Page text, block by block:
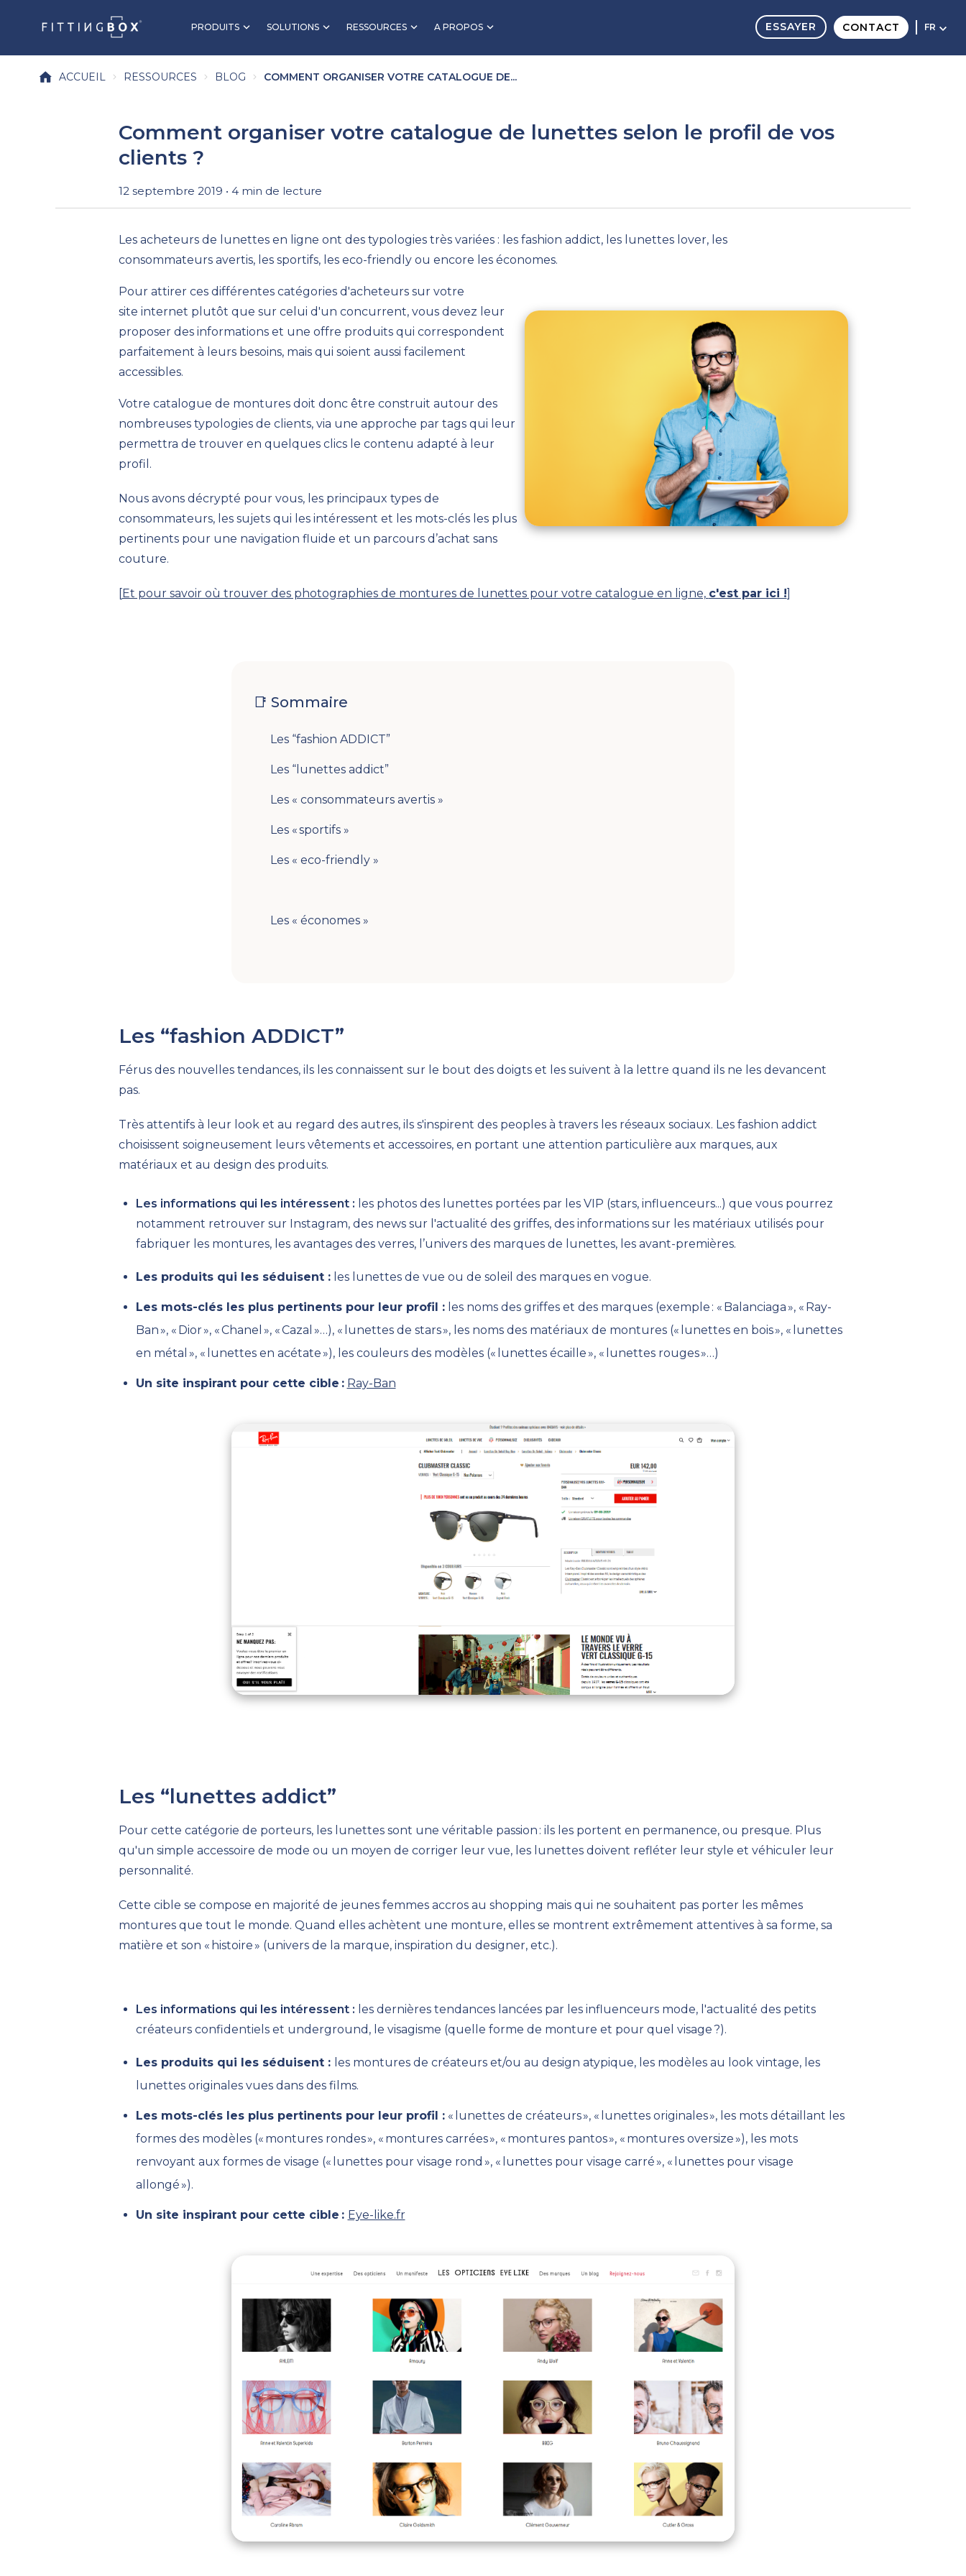
PRODUITS SOLUTIONS RESSOURCES A PROPOS CONTACT
ESSAYER FR
ACCUEIL RESSOURCES BLOG COMMENT ORGANISER VOTRE CATALOGUE DE...
Comment organiser votre catalogue de lunettes selon le profil de vos
clients ?
12 septembre 2019 • 4 min de lecture
Les acheteurs de lunettes en ligne ont des typologies très variées : es fashion addict, l es lunettes lover,l es
consommateurs avertis, l es sportifs, l es eco-friendly ou encore l es économes.
Pour attirer ces différentes catégories d'acheteurs sur votre
site internet plutôt que sur celui d'un concurrent, vous devez leur
proposer des informations et une offre produits qui correspondent
parfaitement à leurs besoins, mais qui soient aussi facilement
accessibles.
Votre catalogue de montures doit donc être construit autour des
nombreuses typologies de clients, via une approche par tags qui leur
permettra de trouver en quelques clics le contenu adapté à leur
profil.
Nous avons décrypté pour vous, les principaux types de
consommateurs, les sujets qui les intéressent et les mots-clés les plus
pertinents pour une navigation fluide et un parcours d’achat sans
couture.
[Et pour savoir où trouver des photographies de montures de lunettes pour votre catalogue en ligne, c'est par ici !]
📑 Sommaire
Les “fashion ADDICT”
Les “lunettes addict”
Les « consommateurs avertis »
Les « sportifs »
Les « eco-friendly »
Les « économes »
Les “fashion ADDICT”
Férus des nouvelles tendances, ils les connaissent sur le bout des doigts et les suivent à la lettre quand ils ne les devancent
pas.
Très attentifs à leur look et au regard des autres, ils s'inspirent des peoples à travers les réseaux sociaux. Les fashion addict
choisissent soigneusement leurs vêtements et accessoires, en portant une attention particulière aux marques, aux
matériaux et au design des produits.
Les informations qui les intéressent : les photos des lunettes portées par les VIP (stars, influenceurs...) que vous pourrez
notamment retrouver sur Instagram, des news sur l'actualité des griffes, des informations sur les matériaux utilisés pour
fabriquer les montures, les avantages des verres, l’univers des marques de lunettes, les avant-premières.
Les produits qui les séduisent:les lunettes de vue ou de soleil des marques en vogue.
Les mots-clés les plus pertinents pour leur profil :les noms des griffes et des marques(exemple : « Balanciaga », « Ray-
Ban », « Dior », « Chanel », «Cazal »…), « lunettes de stars», les noms des matériaux de montures (« lunettes en bois», « lunettes
en métal », « lunettes en acétate »), les couleurs des modèles (« lunettes écaille », « lunettes rouges »…)
Un site inspirant pour cette cible : Ray-Ban
Les “lunettes addict”
Pour cette catégorie de porteurs, les lunettes sont une véritable passion : ils les portent en permanence, ou presque. Plus
qu'un simple accessoire de mode ou un moyen de corriger leur vue, les lunettes doivent refléter leur style et véhiculer leur
personnalité.
Cette cible se compose en majorité de jeunes femmes accros au shopping mais qui ne souhaitent pas porter les mêmes
montures que tout le monde. Quand elles achètent une monture, elles se montrent extrêmement attentives à sa forme, sa
matière et son « histoire » (univers de la marque, inspiration du designer, etc.).
Les informations qui les intéressent : les dernières tendanceslancées par les influenceurs mode, l'actualité des petits
créateurs confidentielset underground,le visagisme (quelle forme de monture et pour quel visage ?).
Les produits qui les séduisent: les montures de créateurset/ou au design atypique, les modèles au look vintage, les
lunettes originales vues dans des films.
Les mots-clés les plus pertinents pour leur profil : « lunettes de créateurs», « lunettes originales», les mots détaillant les
formes des modèles (« montures rondes », « montures carrées », « montures pantos», « montures oversize »), les mots
renvoyant aux formes de visage (« lunettes pour visage rond », « lunettes pour visage carré », « lunettes pour visage
allongé »).
Un site inspirant pour cette cible : Eye-like.fr